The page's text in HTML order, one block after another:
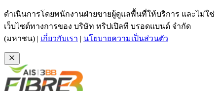
ข้ามไปเนื้อหาหลัก
ดำเนินการโดยพนักงานฝ่ายขายผู้ดูแลพื้นที่ให้บริการ และไม่ใช่
เว็บไซต์ทางการของ บริษัท ทริปเปิลที บรอดแบนด์ จำกัด
(มหาชน) | เกี่ยวกับเรา | นโยบายความเป็นส่วนตัว